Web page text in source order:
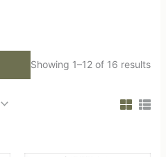
Showing 1–12 of 16 results